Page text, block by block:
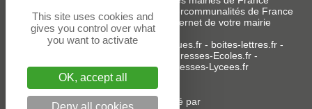
Liste des adresses e-mails des intercommunalités de France
-Création ou refonte du site internet de votre mairie
Sites partenaires:donneespubliques.fr- boites-lettres.fr-
Adresses-Ecoles.fr -
Adresses-Colleges.fr- Adresses-Lycees.fr
Un service édité par
This site uses cookies and
gives you control over what
you want to activate
OK, accept all
Deny all cookies